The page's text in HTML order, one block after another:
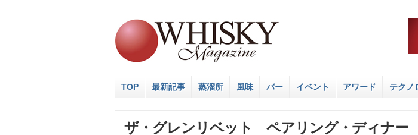
TOP 最新記事 蒸溜所 風味 バー イベント アワード テクノ
ザ・グレンリベット ペアリング・ディナー